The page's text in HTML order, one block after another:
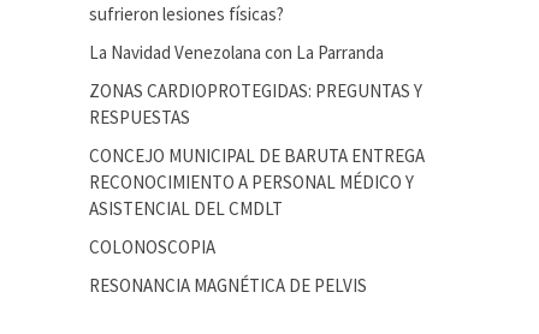
sufrieron lesiones físicas?
La Navidad Venezolana con La Parranda
ZONAS CARDIOPROTEGIDAS: PREGUNTAS Y
RESPUESTAS
CONCEJO MUNICIPAL DE BARUTA ENTREGA
RECONOCIMIENTO A PERSONAL MÉDICO Y
ASISTENCIAL DEL CMDLT
COLONOSCOPIA
RESONANCIA MAGNÉTICA DE PELVIS